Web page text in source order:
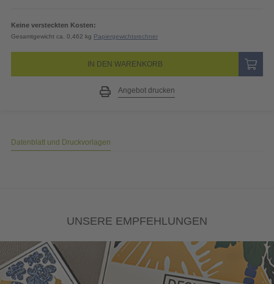
Keine versteckten Kosten:
Gesamtgewicht ca. 0,462 kg Papiergewichtsrechner
IN DEN WARENKORB
Angebot drucken
Datenblatt und Druckvorlagen
UNSERE EMPFEHLUNGEN